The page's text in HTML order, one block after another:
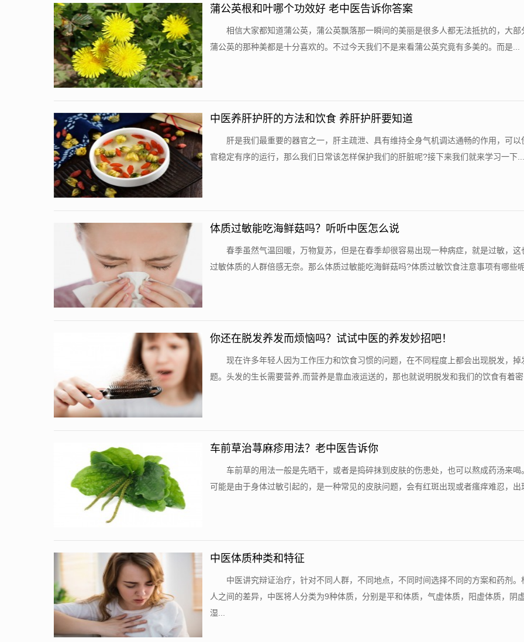
蒲公英根和叶哪个功效好 老中医告诉你答案
相信大家都知道蒲公英，蒲公英飘落那一瞬间的美丽是很多人都无法抵抗的，大部
蒲公英的那种美都是十分喜欢的。不过今天我们不是来看蒲公英究竟有多美的。而是...
中医养肝护肝的方法和饮食 养肝护肝要知道
肝是我们最重要的器官之一，肝主疏泄、具有维持全身气机调达通畅的作用，可以
官稳定有序的运行，那么我们日常该怎样保护我们的肝脏呢?接下来我们就来学习一下...
体质过敏能吃海鲜菇吗？听听中医怎么说
春季虽然气温回暖，万物复苏，但是在春季却很容易出现一种病症，就是过敏，这
过敏体质的人群倍感无奈。那么体质过敏能吃海鲜菇吗?体质过敏饮食注意事项有哪些呢
你还在脱发养发而烦恼吗？试试中医的养发妙招吧！
现在许多年轻人因为工作压力和饮食习惯的问题，在不同程度上都会出现脱发，掉
题。头发的生长需要营养,而营养是靠血液运送的，那也就说明脱发和我们的饮食有着密
车前草治荨麻疹用法？老中医告诉你
车前草的用法一般是先晒干，或者是捣碎抹到皮肤的伤患处，也可以熬成药汤来喝
可能是由于身体过敏引起的，是一种常见的皮肤问题，会有红斑出现或者瘙痒难忍，出
中医体质种类和特征
中医讲究辩证治疗，针对不同人群，不同地点，不同时间选择不同的方案和药剂。
人之间的差异，中医将人分类为9种体质，分别是平和体质，气虚体质，阳虚体质，阴
湿...